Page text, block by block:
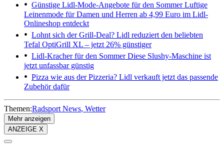
Günstige Lidl-Mode-Angebote für den SommerLuftige
Leinenmode für Damen und Herren ab 4,99 Euro im Lidl-
Onlineshop entdeckt
Lohnt sich der Grill-Deal? Lidl reduziert den beliebten
Tefal OptiGrill XL – jetzt 26% günstiger
Lidl-Kracher für den SommerDiese Slushy-Maschine ist
jetzt unfassbar günstig
Pizza wie aus der Pizzeria? Lidl verkauft jetzt das passende
Zubehör dafür
Themen:Radsport News Wetter
Mehr anzeigen
ANZEIGE X